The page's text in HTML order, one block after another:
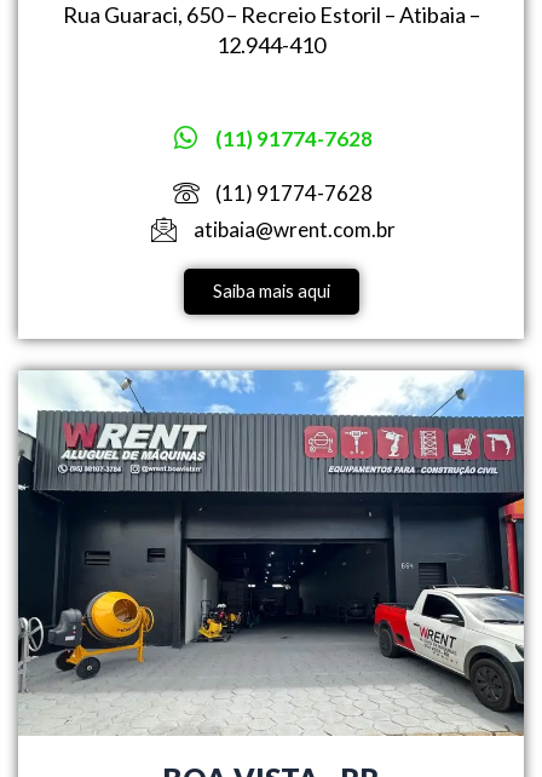
Rua Guaraci, 650 – Recreio Estoril – Atibaia –
12.944-410
(11) 91774-7628
(11) 91774-7628
atibaia@wrent.com.br
Saiba mais aqui